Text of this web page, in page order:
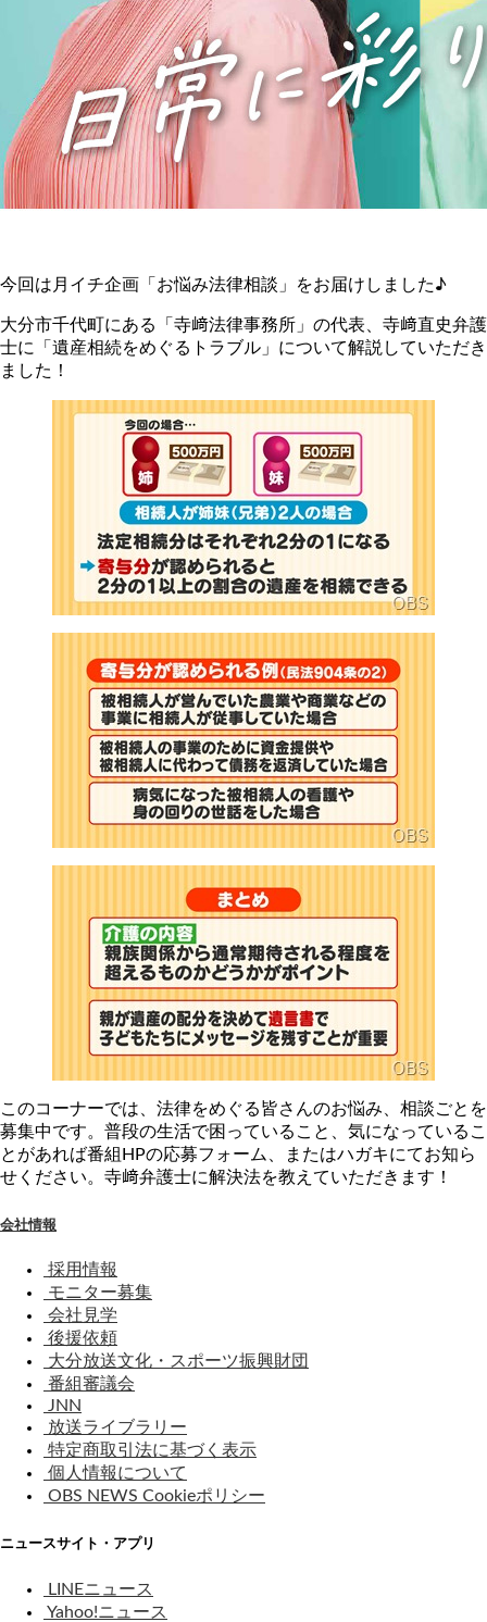
今回は月イチ企画「お悩み法律相談」をお届けしました♪
大分市千代町にある「寺﨑法律事務所」の代表、寺﨑直史弁護
士に「遺産相続をめぐるトラブル」について解説していただき
ました！
このコーナーでは、法律をめぐる皆さんのお悩み、相談ごとを
募集中です。普段の生活で困っていること、気になっているこ
とがあれば番組HPの応募フォーム、またはハガキにてお知ら
せください。寺﨑弁護士に解決法を教えていただきます！
会社情報
採用情報
モニター募集
会社見学
後援依頼
大分放送文化・スポーツ振興財団
番組審議会
JNN
放送ライブラリー
特定商取引法に基づく表示
個人情報について
OBS NEWS Cookieポリシー
ニュースサイト・アプリ
LINEニュース
Yahoo!ニュース